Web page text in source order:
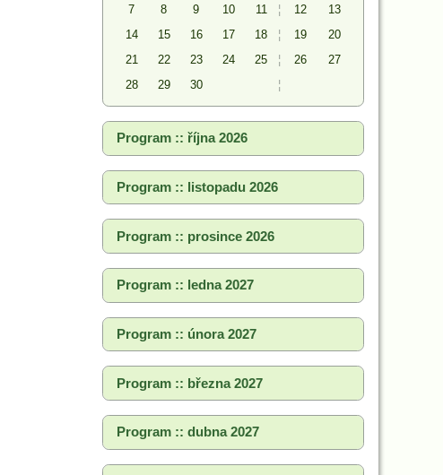
7
8 9 10 11 ¦ 12
13
14
15 16 17 18 ¦ 19
20
21
22 23 24 25 ¦ 26
27
28
29 30 ¦
Program :: října 2026
Program :: listopadu 2026
Program :: prosince 2026
Program :: ledna 2027
Program :: února 2027
Program :: března 2027
Program :: dubna 2027